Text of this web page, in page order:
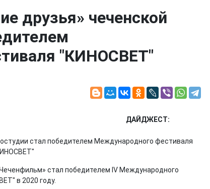
друзья» чеченской
"КИНОСВЕТ"
ДАЙДЖЕСТ:
стал победителем IV Международного
в 2020 году.